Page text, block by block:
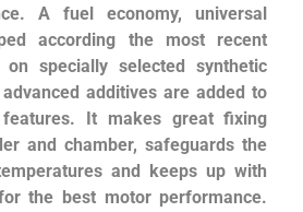
A fuel economy, universal
according the most recent
on specially selected synthetic
additives are added to
It makes great fixing
and chamber, safeguards the
and keeps up with
the best motor performance.